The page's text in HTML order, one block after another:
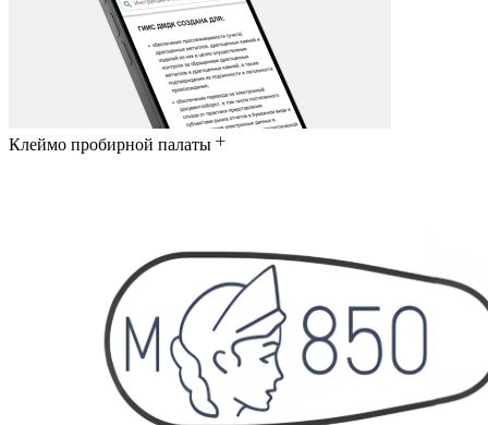
Клеймо пробирной палаты